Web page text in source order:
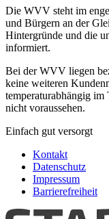
Die WVV steht im
und Bürgern an der
Hintergründe und die
informiert.
Bei der WVV liegen
keine weiteren
temperaturabhängig im
nicht voraussehen.
Einfach gut versorgt
Kontakt
Datenschutz
Impressum
Barrierefreiheit